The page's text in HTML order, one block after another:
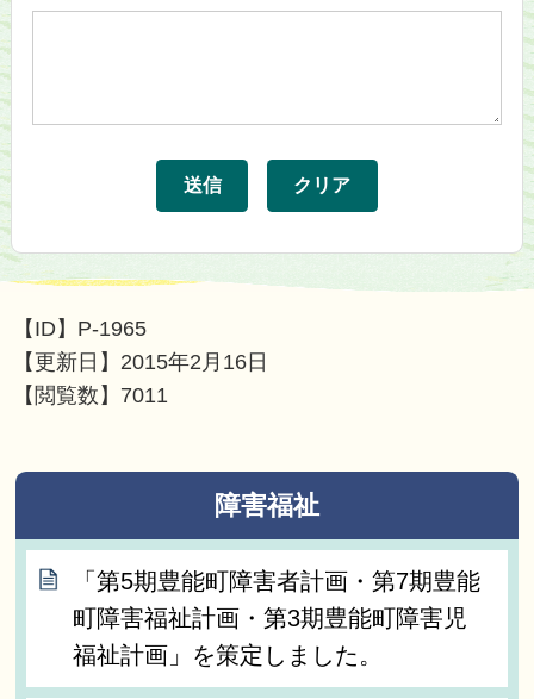
【ID】 P-1965
【更新日】 2015年2月16日
【閲覧数】 7011
障害福祉
「第5期豊能町障害者計画・第7期豊能
町障害福祉計画・第3期豊能町障害児
福祉計画」を策定しました。